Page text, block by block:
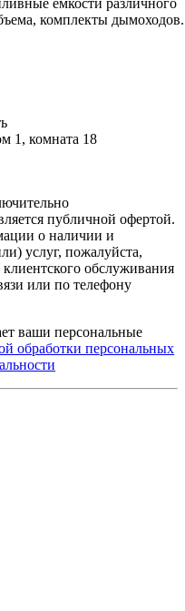
емкости различного
комплекты дымоходов.
1, комната 18
публичной офертой.
о наличии и
услуг, пожалуйста,
обслуживания
или по телефону
ваши персональные
обработки персональных